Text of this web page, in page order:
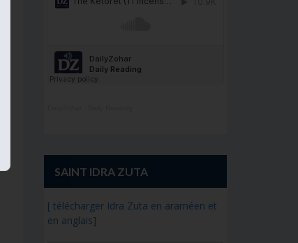
SAINT IDRA ZUTA
[ télécharger Idra Zuta en araméen et
en anglais]